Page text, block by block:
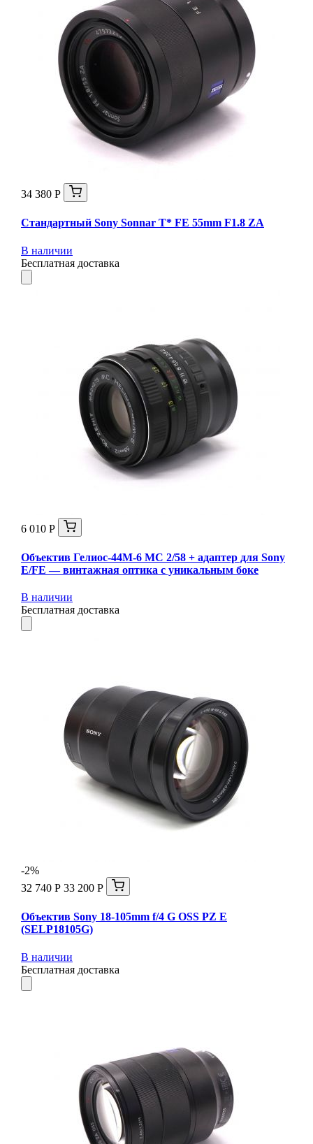
34 380 Р
Стандартный Sony Sonnar T* FE 55mm F1.8 ZA
В наличии
Бесплатная доставка
6 010 Р
Объектив Гелиос-44М-6 МС 2/58 + адаптер для Sony
E/FE — винтажная оптика с уникальным боке
В наличии
Бесплатная доставка
-2%
32 740 Р 33 200 Р
Объектив Sony 18-105mm f/4 G OSS PZ E
(SELP18105G)
В наличии
Бесплатная доставка